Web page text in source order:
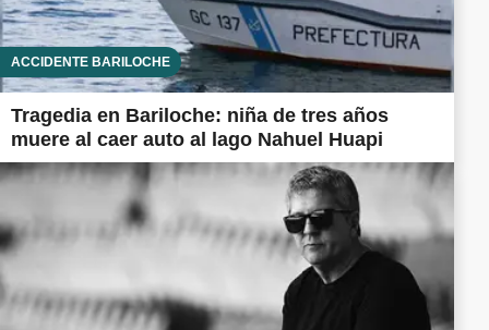
ACCIDENTE BARILOCHE
Tragedia en Bariloche: niña de tres años
muere al caer auto al lago Nahuel Huapi